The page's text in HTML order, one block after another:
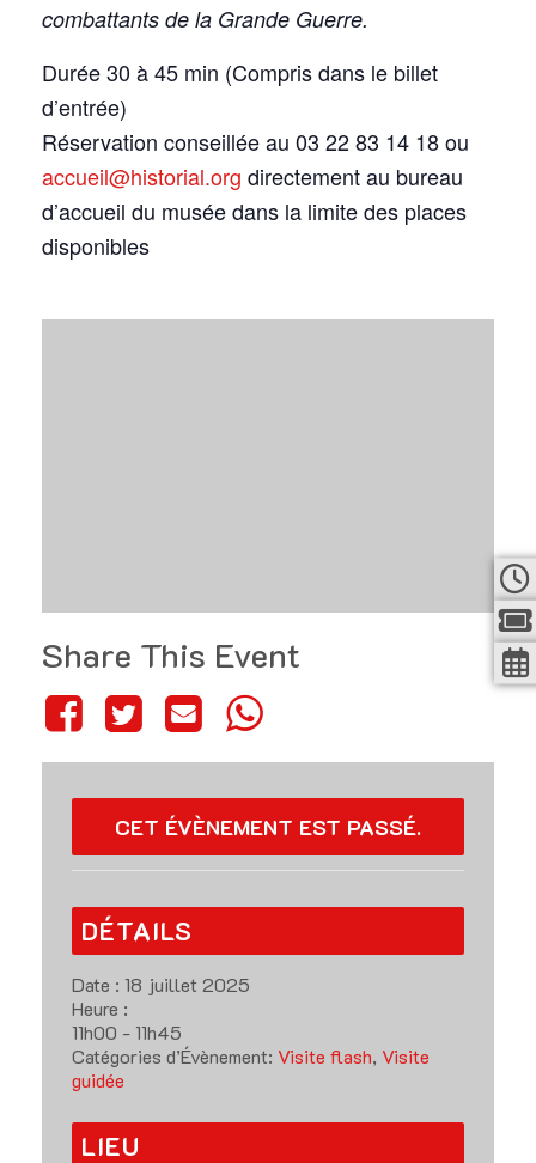
combattants de la Grande Guerre.
Durée 30 à 45 min (Compris dans le billet
d’entrée)
Réservation conseillée au 03 22 83 14 18 ou
accueil@historial.org directement au bureau
d’accueil du musée dans la limite des places
disponibles
Share This Event
CET ÉVÈNEMENT EST PASSÉ.
DÉTAILS
Date : 18 juillet 2025
Heure :
11h00 - 11h45
Catégories d’Évènement: Visite flash, Visite
guidée
LIEU